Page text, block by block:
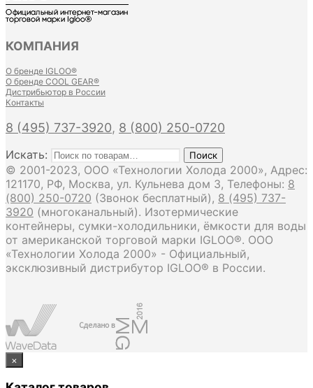
КОМПАНИЯ
О бренде IGLOO®
О бренде COOL GEAR®
Дистрибьютор в России
Контакты
8 (495) 737-3920, 8 (800) 250-0720
Искать: Поиск
© 2001-2023, ООО «Технологии Холода 2000», Адрес:
121170, РФ, Москва, ул. Кульнева дом 3, Телефоны: 8
(800) 250-0720 (Звонок бесплатный), 8 (495) 737-
3920 (многоканальный). Изотермические
контейнеры, сумки-холодильники, ёмкости для воды
от американской торговой марки IGLOO®. ООО
«Технологии Холода 2000» - Официальный,
эксклюзивный дистрибутор IGLOO® в России.
×